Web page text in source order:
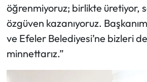
öğrenmiyoruz; birlikte üretiyor,
özgüven kazanıyoruz.
ve Efeler Belediyesi’ne bizleri
minnettarız.”